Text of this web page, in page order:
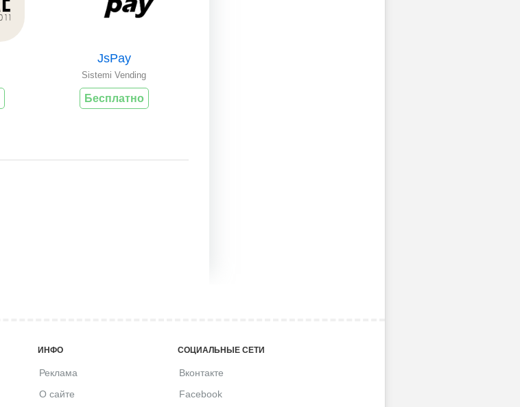
JsPay
Sistemi Vending
Бесплатно
ИНФО
Реклама
О сайте
СОЦИАЛЬНЫЕ СЕТИ
Вконтакте
Facebook